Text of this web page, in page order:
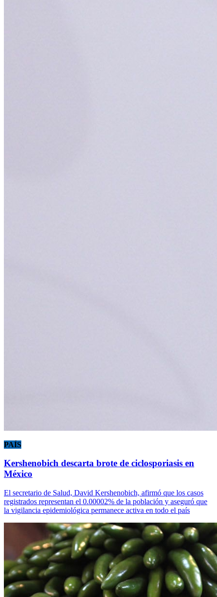
PAÍS
Kershenobich descarta brote de ciclosporiasis en
México
El secretario de Salud, David Kershenobich, afirmó que los casos
registrados representan el 0.00002% de la población y aseguró que
la vigilancia epidemiológica permanece activa en todo el país